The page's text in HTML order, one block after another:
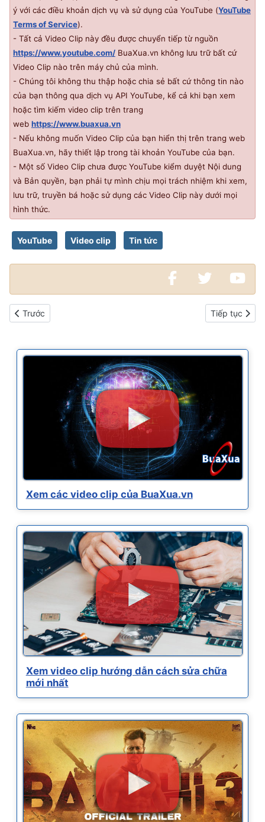
ý với các điều khoản dịch vụ và sử dụng của YouTube (YouTube
Terms of Service).
- Tất cả Video Clip này đều được chuyển tiếp từ nguồn
https://www.youtube.com/ BuaXua.vn không lưu trữ bất cứ
Video Clip nào trên máy chủ của mình.
- Chúng tôi không thu thập hoặc chia sẻ bất cứ thông tin nào
của bạn thông qua dịch vụ API YouTube, kể cả khi bạn xem
hoặc tìm kiếm video clip trên trang
web https://www.buaxua.vn
- Nếu không muốn Video Clip của bạn hiển thị trên trang web
BuaXua.vn, hãy thiết lập trong tài khoản YouTube của bạn.
- Một số Video Clip chưa được YouTube kiểm duyệt Nội dung
và Bản quyền, bạn phải tự mình chịu mọi trách nhiệm khi xem,
lưu trữ, truyền bá hoặc sử dụng các Video Clip này dưới mọi
hình thức.
YouTube Video clip Tin tức
Bài viết trước: Xem các video clip của BuaXua.vn
Trước Bài viết kế
Tiếp tục
Xem các video clip của BuaXua.vn
Xem video clip hướng dẫn cách sửa chữa
mới nhất